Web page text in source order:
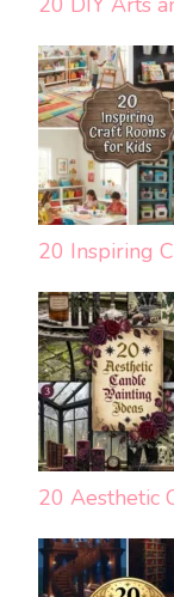
20 Inspiring
20 Aesthetic